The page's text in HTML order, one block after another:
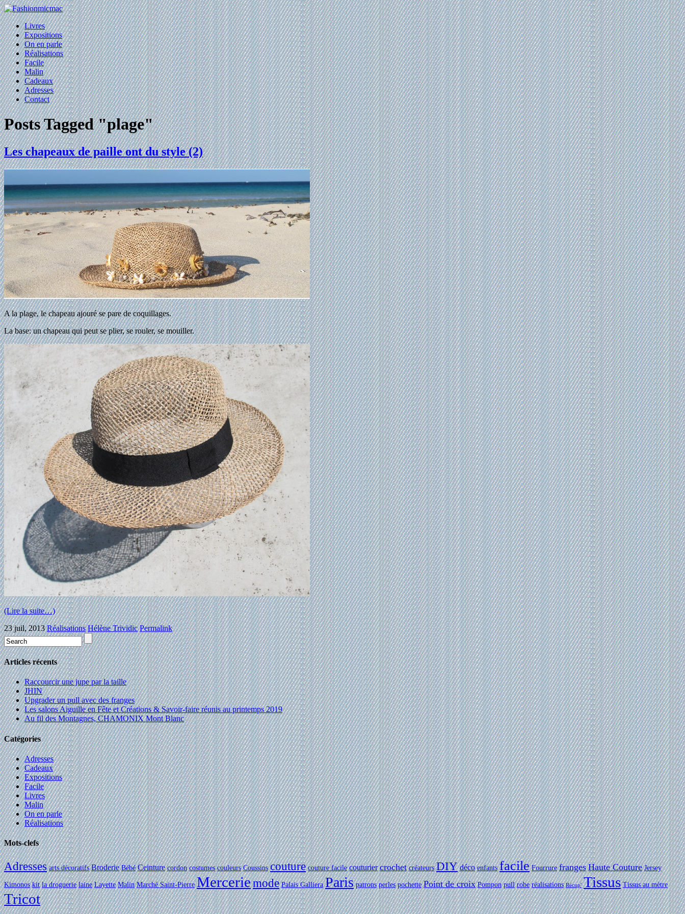
Livres
Expositions
On en parle
Réalisations
Facile
Malin
Cadeaux
Adresses
Contact
Posts Tagged "plage"
Les chapeaux de paille ont du style (2)
A la plage, le chapeau ajouré se pare de coquillages.
La base: un chapeau qui peut se plier, se rouler, se mouiller.
(Lire la suite…)
23 juil, 2013 Réalisations Hélène Trividic Permalink
Articles récents
Raccourcir une jupe par la taille
JHIN
Upgrader un pull avec des franges
Les salons Aiguille en Fête et Créations & Savoir-faire réunis au printemps 2019
Au fil des Montagnes, CHAMONIX Mont Blanc
Catégories
Adresses
Cadeaux
Expositions
Facile
Livres
Malin
On en parle
Réalisations
Mots-clefs
Adresses arts décoratifs Broderie Bébé Ceinture cordon costumes couleurs Coussins couture couture facile couturier crochet créateurs DIY déco enfants facile Fourrure franges Haute Couture Jersey
Kimonos kit la droguerie laine Layette Malin Marché Saint-Pierre Merceriemode Palais Galliera Paris patrons perles pochette Point de croix Pompon pull robe réalisations Récup' Tissus Tissus au mètre
Tricot